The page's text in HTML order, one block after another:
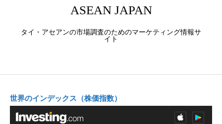
ASEAN JAPAN
タイ・アセアンの市場調査のためのマーケティング情報サ
イト
世界のインデックス（株価指数）